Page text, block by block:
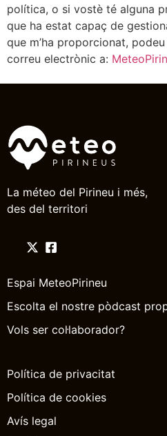
política, o si vostè té alguna
que ha estat capaç de
que m’ha proporcionat,
correu electrònic a:
La méteo del Pirineu i més,
des del territori
Espai MeteoPirineu
Escolta el nostre pòdcast
Vols ser col·laborador?
Política de privacitat
Política de cookies
Avís legal